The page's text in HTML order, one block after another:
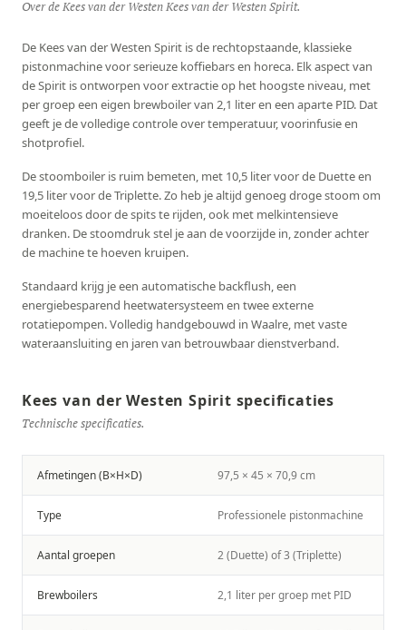
Over de Kees van der Westen Kees van der Westen Spirit.
De Kees van der Westen Spirit is de rechtopstaande, klassieke
pistonmachine voor serieuze koffiebars en horeca. Elk aspect van
de Spirit is ontworpen voor extractie op het hoogste niveau, met
per groep een eigen brewboiler van 2,1 liter en een aparte PID. Dat
geeft je de volledige controle over temperatuur, voorinfusie en
shotprofiel.
De stoomboiler is ruim bemeten, met 10,5 liter voor de Duette en
19,5 liter voor de Triplette. Zo heb je altijd genoeg droge stoom om
moeiteloos door de spits te rijden, ook met melkintensieve
dranken. De stoomdruk stel je aan de voorzijde in, zonder achter
de machine te hoeven kruipen.
Standaard krijg je een automatische backflush, een
energiebesparend heetwatersysteem en twee externe
rotatiepompen. Volledig handgebouwd in Waalre, met vaste
wateraansluiting en jaren van betrouwbaar dienstverband.
Kees van der Westen Spirit specificaties
Technische specificaties.
Afmetingen (B×H×D) 97,5 × 45 × 70,9 cm
Type Professionele pistonmachine
Aantal groepen 2 (Duette) of 3 (Triplette)
Brewboilers 2,1 liter per groep met PID